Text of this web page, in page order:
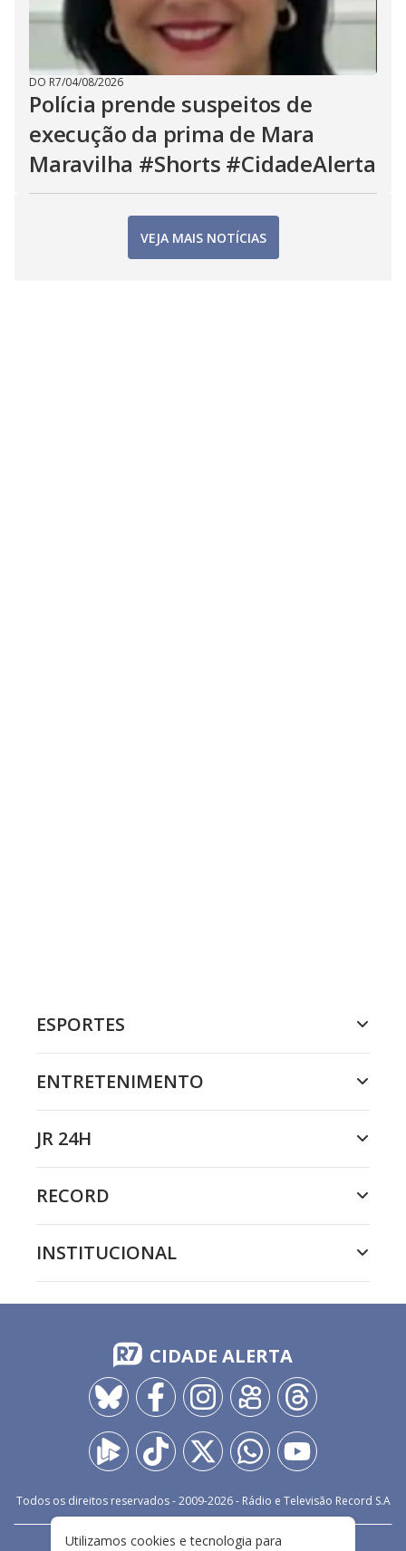
DO R7/04/08/2026
Polícia prende suspeitos de
execução da prima de Mara
Maravilha #Shorts #CidadeAlerta
VEJA MAIS NOTÍCIAS
ESPORTES
ENTRETENIMENTO
JR 24H
RECORD
INSTITUCIONAL
CIDADE ALERTA
Todos os direitos reservados - 2009-2026- Rádio e Televisão Record S.A
Utilizamos cookies e tecnologia para